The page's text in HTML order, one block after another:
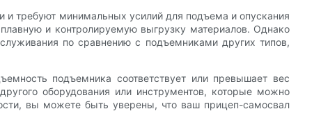
и требуют минимальных усилий для подъема и опускания
и контролируемую выгрузку материалов. Однако
по сравнению с подъемниками других типов,
подъемника соответствует или превышает вес
оборудования или инструментов, которые можно
вы можете быть уверены, что ваш прицеп-самосвал